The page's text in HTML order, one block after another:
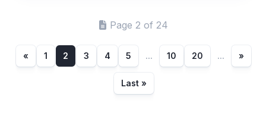
Page 2 of 24
« 1 2 3 4 5 ... 10 20 ... »
Last »